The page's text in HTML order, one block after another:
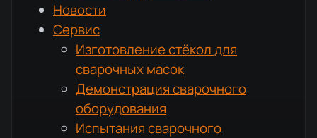
Новости
Сервис
Изготовление стёкол для
сварочных масок
Демонстрация сварочного
оборудования
Испытания сварочного